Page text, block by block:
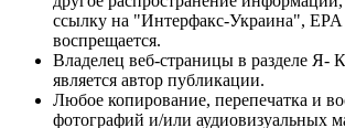
ссылку на "Интерфакс-Украина", EPA
воспрещается.
Владелец веб-страницы в разделе Я-
является автор публикации.
Любое копирование, перепечатка и
фотографий и/или аудиовизуальных